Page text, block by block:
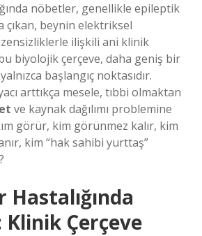
nöbetler, genellikle epileptik
beynin elektriksel
ilişkili ani klinik
biyolojik çerçeve, daha geniş bir
başlangıç noktasıdır.
arttıkça mesele, tıbbi olmaktan
ve kaynak dağılımı problemine
görür, kim görünmez kalır, kim
kim “hak sahibi yurttaş”
Çerçeve